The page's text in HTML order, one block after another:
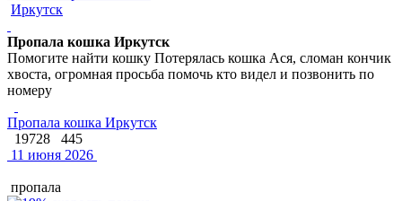
Иркутск
Пропала кошка Иркутск
Помогите найти кошку Потерялась кошка Ася, сломан кончик
хвоста, огромная просьба помочь кто видел и позвонить по
номеру
Пропала кошка Иркутск
19728
445
11 июня 2026
пропала